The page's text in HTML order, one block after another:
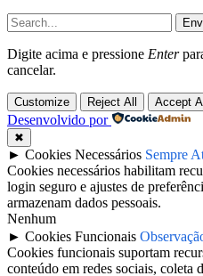
Digite acima e pressione Enter
cancelar.
Customize Reject All Accept All
Desenvolvido por
✖
► Cookies Necessários Sempre
Cookies necessários habilitam
login seguro e ajustes de
armazenam dados pessoais.
Nenhum
► Cookies Funcionais
Cookies funcionais suportam
conteúdo em redes sociais, coleta